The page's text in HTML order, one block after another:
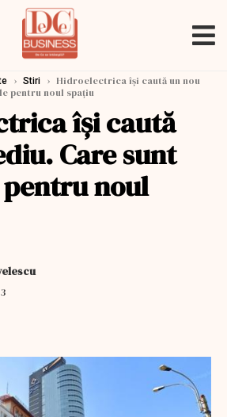
› Stiri › Hidroelectrica își caută un nou
pentru noul spațiu
își caută
Care sunt
noul